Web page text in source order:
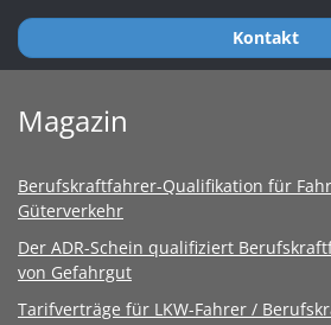
Kontakt
Magazin
Berufskraftfahrer-Qualifikation für
Güterverkehr
Der ADR-Schein qualifiziert
von Gefahrgut
Tarifverträge für LKW-Fahrer /